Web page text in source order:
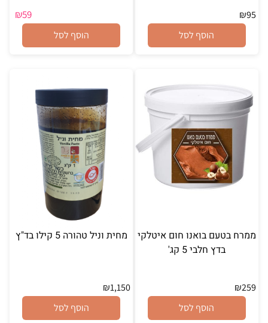
₪95
הוסף לסל
₪59
הוסף לסל
ממרח בטעם בואנו חום איטלקי
בדץ חלבי 5 קג'
₪259
הוסף לסל
מחית וניל טהורה 5 קילו בד"ץ
₪1,150
הוסף לסל